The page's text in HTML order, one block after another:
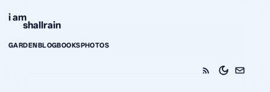
i am
shallrain
GARDENBLOGBOOKSPHOTOS